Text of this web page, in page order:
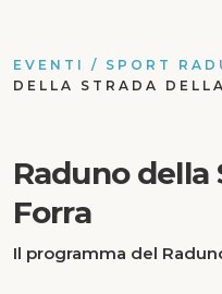
EVENTI / SPORT
DELLA STRADA
Raduno della
Forra
Il programma del